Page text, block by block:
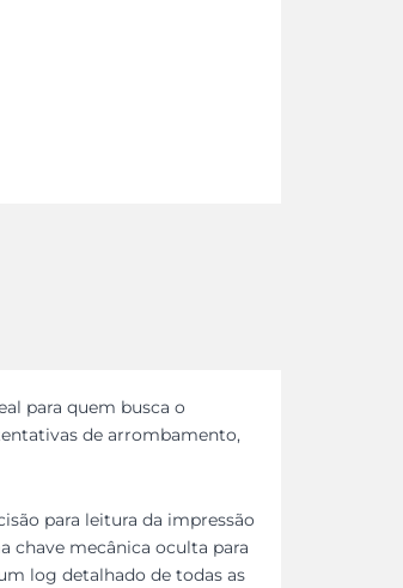
para quem busca o
de arrombamento,
para leitura da impressão
chave mecânica oculta para
log detalhado de todas as